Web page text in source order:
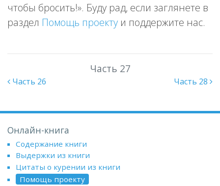
чтобы бросить!». Буду рад, если заглянете в
раздел Помощь проекту и поддержите нас.
Часть 27
Часть 26 Часть 28
Онлайн-книга
Содержание книги
Выдержки из книги
Цитаты о курении из книги
Помощь проекту